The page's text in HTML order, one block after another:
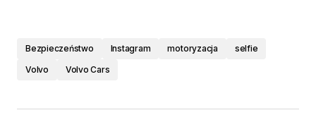
Bezpieczeństwo Instagram motoryzacja
selfie
Volvo
Volvo Cars